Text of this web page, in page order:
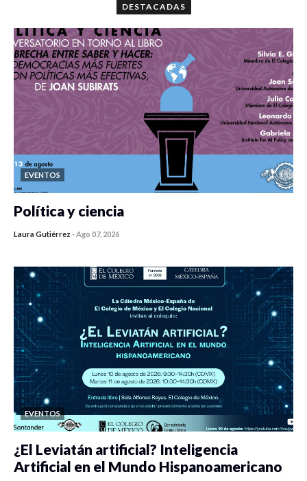
DESTACADAS
EVENTOS
Política y ciencia
Laura Gutiérrez - Ago 07, 2026
EVENTOS
¿El Leviatán artificial? Inteligencia
Artificial en el Mundo Hispanoamericano